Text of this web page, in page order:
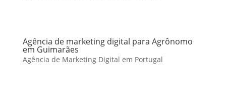
Agência de marketing digital para Agrônomo
em Guimarães
Agência de Marketing Digital em Portugal